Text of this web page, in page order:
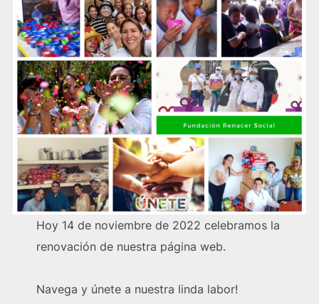
Hoy 14 de noviembre de 2022 celebramos la
renovación de nuestra página web.
Navega y únete a nuestra linda labor!